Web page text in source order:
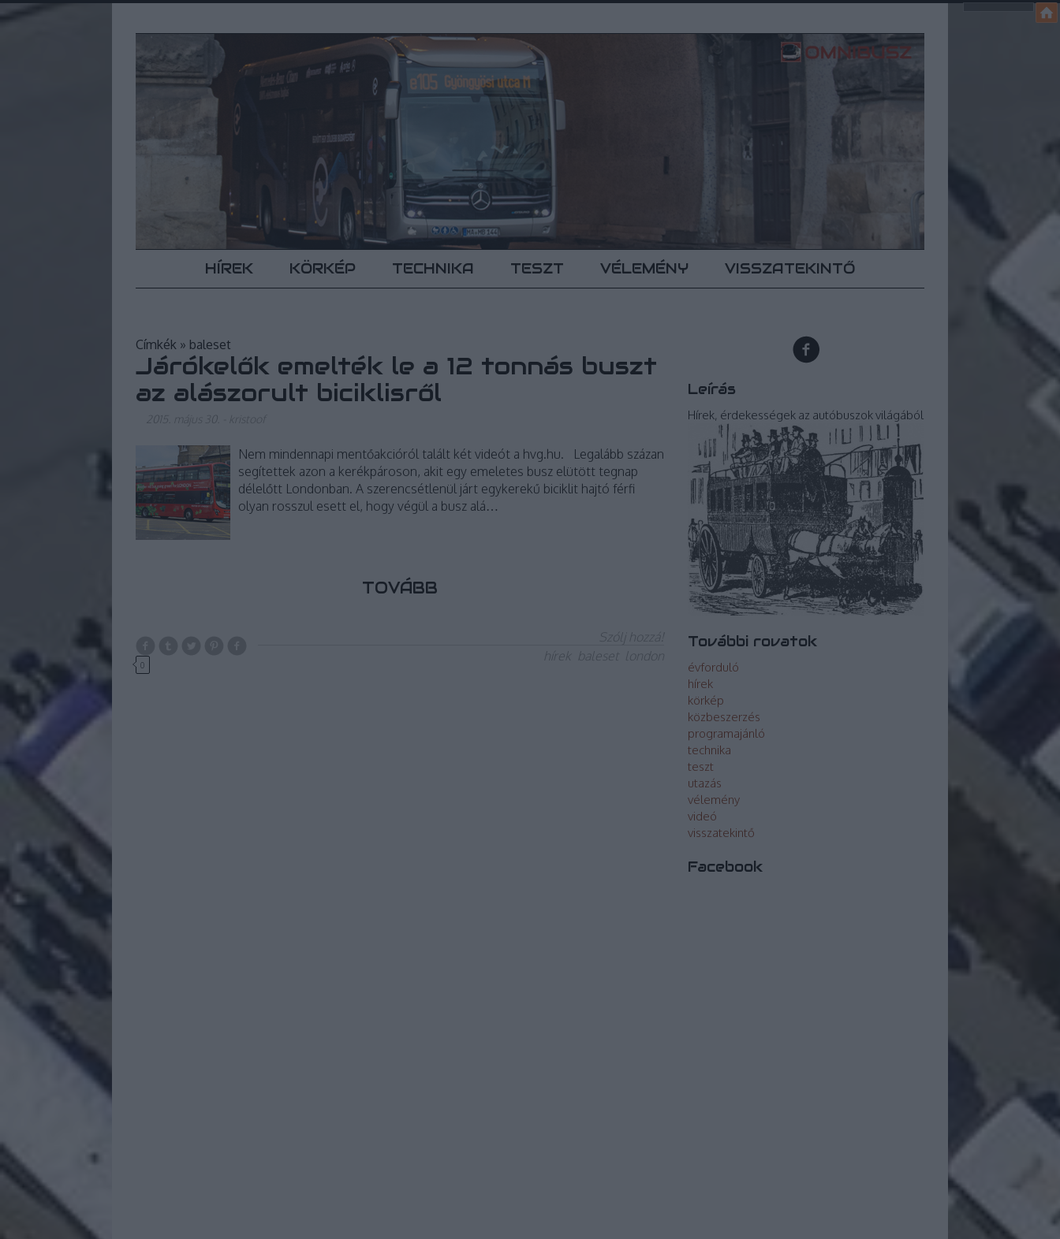
HÍREK KÖRKÉP TECHNIKA TESZT VÉLEMÉNY VISSZATEKINTŐ
Címkék » baleset
Járókelők emelték le a 12 tonnás buszt
az alászorult biciklisről
2015. május 30. kristoof
Nem mindennapi mentőakcióról talált két videót a hvg.hu. Legalább százan
segítettek azon a kerékpároson, akit egy emeletes busz elütött tegnap
délelőtt Londonban. A szerencsétlenül járt egykerekű biciklit hajtó férfi
olyan rosszul esett el, hogy végül a busz alá…
TOVÁBB
0
Szólj hozzá!
hírek
baleset london
Leírás
Hírek, érdekességek az autóbuszok világából
További rovatok
évforduló
hírek
körkép
közbeszerzés
programajánló
technika
teszt
utazás
vélemény
videó
visszatekintő
Facebook